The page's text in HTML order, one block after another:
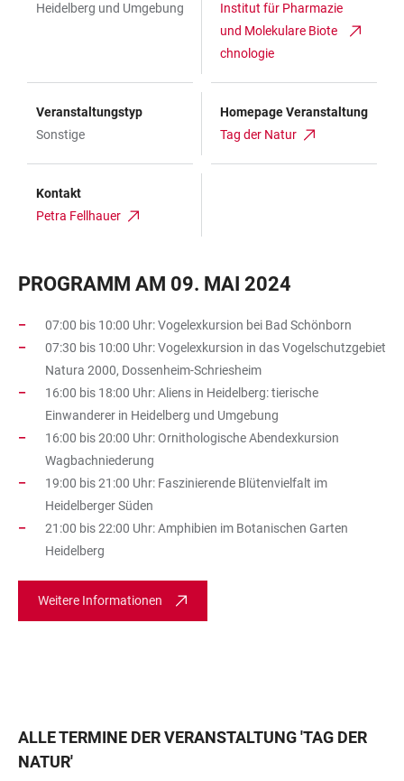
Heidelberg und Umgebung
Institut für Pharmazie
und Molekulare Biote
chnologie
Veranstaltungstyp
Sonstige
Homepage Veranstaltung
Tag der Natur
Kontakt
Petra Fellhauer
PROGRAMM AM 09. MAI 2024
07:00 bis 10:00 Uhr: Vogelexkursion bei Bad Schönborn
07:30 bis 10:00 Uhr: Vogelexkursion in das Vogelschutzgebiet
Natura 2000, Dossenheim-Schriesheim
16:00 bis 18:00 Uhr: Aliens in Heidelberg: tierische
Einwanderer in Heidelberg und Umgebung
16:00 bis 20:00 Uhr: Ornithologische Abendexkursion
Wagbachniederung
19:00 bis 21:00 Uhr: Faszinierende Blütenvielfalt im
Heidelberger Süden
21:00 bis 22:00 Uhr: Amphibien im Botanischen Garten
Heidelberg
Weitere Informationen
ALLE TERMINE DER VERANSTALTUNG'TAG DER
NATUR'